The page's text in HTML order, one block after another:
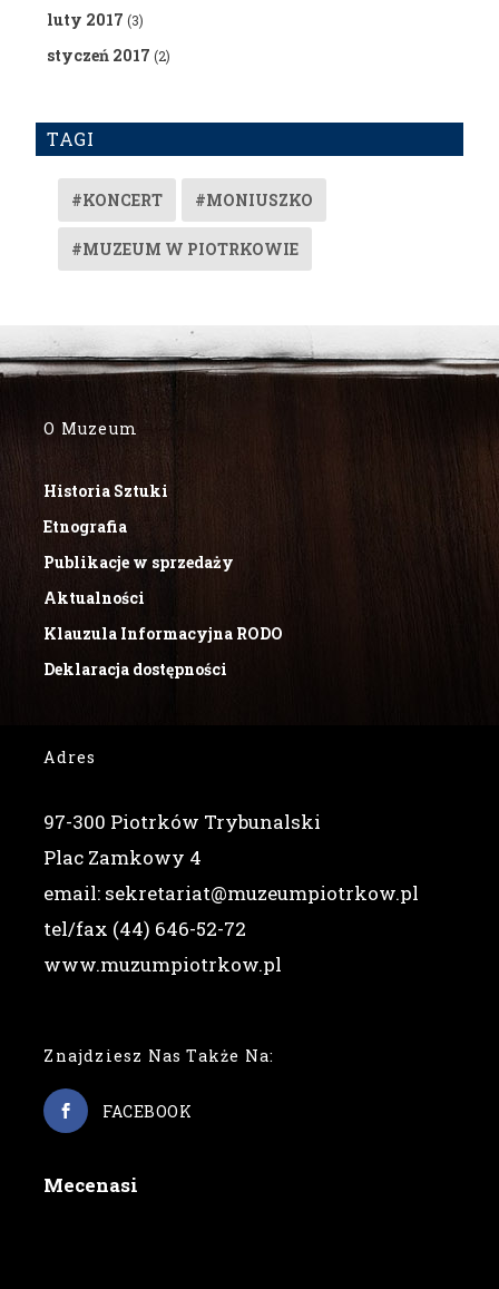
luty 2017 (3)
styczeń 2017 (2)
TAGI
#KONCERT #MONIUSZKO
#MUZEUM W PIOTRKOWIE
O Muzeum
Historia Sztuki
Etnografia
Publikacje w sprzedaży
Aktualności
Klauzula Informacyjna RODO
Deklaracja dostępności
Adres
97-300 Piotrków Trybunalski
Plac Zamkowy 4
email: sekretariat@muzeumpiotrkow.pl
tel/fax (44) 646-52-72
www.muzumpiotrkow.pl
Znajdziesz Nas Także Na:
FACEBOOK
Mecenasi